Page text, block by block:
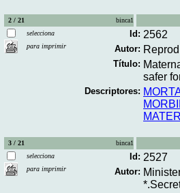
2 / 21
binca1
selecciona
para imprimir
Id: 2562
Autor:
Título:
safer
Descriptores:
3 / 21
binca1
selecciona
para imprimir
Id: 2527
Autor: